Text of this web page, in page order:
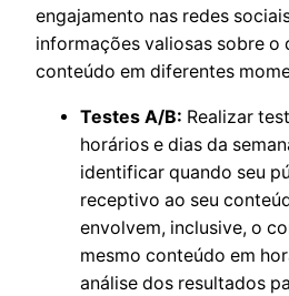
engajamento nas redes
informações valiosas sobre o
conteúdo em diferentes
Testes A/B: Realizar
horários e dias da
identificar quando seu
receptivo ao seu
envolvem, inclusive, o
mesmo conteúdo em
análise dos resultados